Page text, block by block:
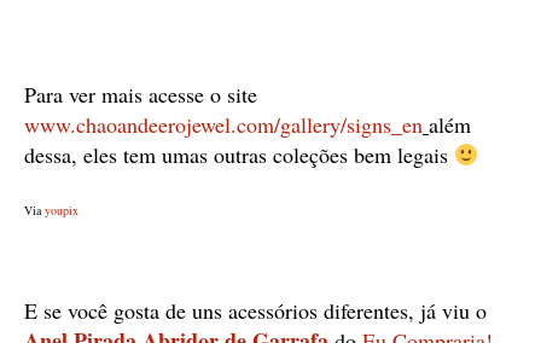
Para ver mais acesse o site
www.chaoandeerojewel.com/gallery/signs_en além
dessa, eles tem umas outras coleções bem legais
Viayoupix
E se você gosta de uns acessórios diferentes, já viu o